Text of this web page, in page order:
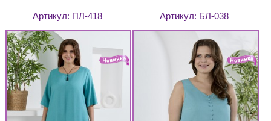
Артикул: ПЛ-418 Артикул: БЛ-038